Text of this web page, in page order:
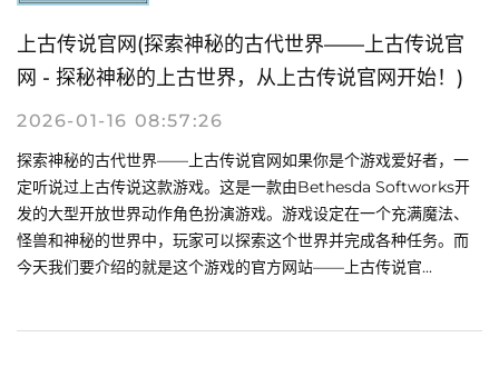
上古传说官网(探索神秘的古代世界——上古传说官
网 - 探秘神秘的上古世界，从上古传说官网开始！)
2026-01-16 08:57:26
探索神秘的古代世界——上古传说官网如果你是个游戏爱好者，一
定听说过上古传说这款游戏。这是一款由Bethesda Softworks开
发的大型开放世界动作角色扮演游戏。游戏设定在一个充满魔法、
怪兽和神秘的世界中，玩家可以探索这个世界并完成各种任务。而
今天我们要介绍的就是这个游戏的官方网站——上古传说官...